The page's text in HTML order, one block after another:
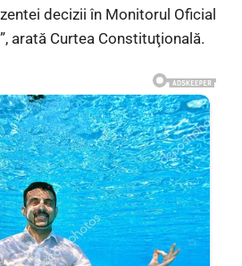
decizii în Monitorul Oficial
arată Curtea Constituţională.